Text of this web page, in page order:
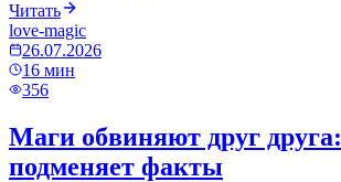
Читать
love-magic
26.07.2026
16 мин
356
Маги обвиняют друг
подменяет факты